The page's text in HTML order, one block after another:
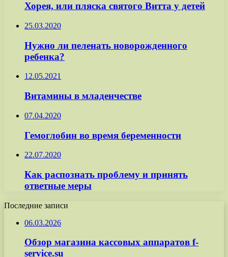
Хорея, или пляска святого Витта у детей
25.03.2020
Нужно ли пеленать новорожденного
ребенка?
12.05.2021
Витамины в младенчестве
07.04.2020
Гемоглобин во время беременности
22.07.2020
Как распознать проблему и принять
ответные меры
Последние записи
06.03.2026
Обзор магазина кассовых аппаратов f-
service.su